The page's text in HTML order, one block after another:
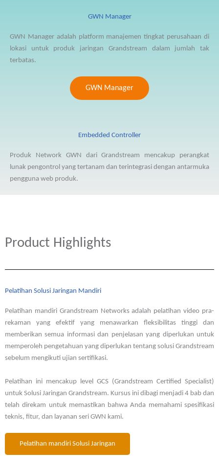
GWN Manager
GWN Manager adalah platform manajemen tingkat perusahaan di
lokasi untuk produk jaringan Grandstream dalam jumlah tak
terbatas.
GWN Manager
Embedded Controller
Produk Network GWN dari Grandstream mencakup perangkat
lunak pengontrol yang tertanam dan terintegrasi dengan antarmuka
pengguna web produk.
Product Highlights
Pelatihan Solusi Jaringan Mandiri
Pelatihan mandiri Grandstream Networks adalah pelatihan video pra-
rekaman yang efektif yang menawarkan fleksibilitas tinggi dan
memberikan semua informasi dan penjelasan yang diperlukan untuk
memperoleh pengetahuan yang diperlukan tentang solusi Grandstream
sebelum mengikuti ujian sertifikasi.
Pelatihan ini mencakup level GCS (Grandstream Certified Specialist)
untuk Solusi Jaringan Grandstream. Kursus ini dibagi menjadi 4 bab dan
telah direkam untuk memastikan bahwa Anda memahami spesifikasi
teknis, fitur, dan layanan seri GWN kami.
Pelatihan mandiri Solusi Jaringan